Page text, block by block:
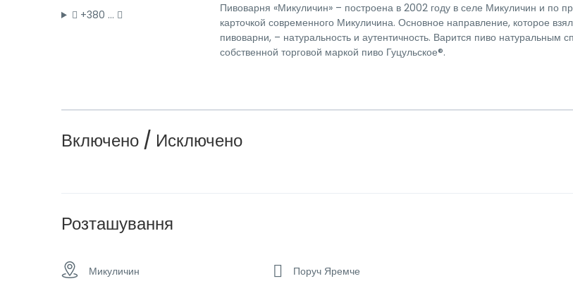
+380 …
Пивоварня «Микуличин» – построена в 2002 году в селе Микуличин и по
карточкой современного Микуличина. Основное направление, которое
пивоварни, – натуральность и аутентичность. Варится пиво натуральным
собственной торговой маркой пиво Гуцульское®.
Включено / Исключено
Розташування
Микуличин Поруч Яремче